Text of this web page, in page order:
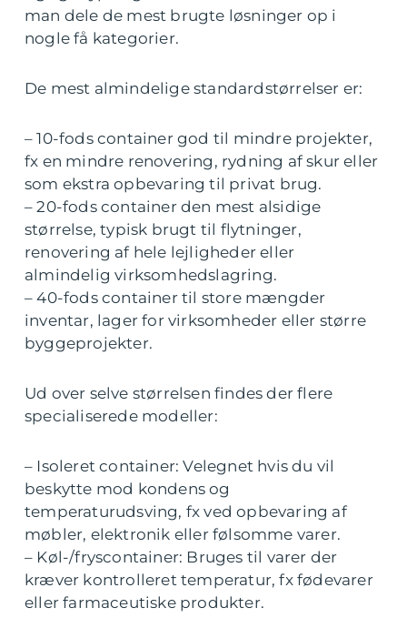
man dele de mest brugte løsninger op i
nogle få kategorier.
De mest almindelige standardstørrelser er:
– 10-fods container god til mindre projekter,
fx en mindre renovering, rydning af skur eller
som ekstra opbevaring til privat brug.
– 20-fods container den mest alsidige
størrelse, typisk brugt til flytninger,
renovering af hele lejligheder eller
almindelig virksomhedslagring.
– 40-fods container til store mængder
inventar, lager for virksomheder eller større
byggeprojekter.
Ud over selve størrelsen findes der flere
specialiserede modeller:
– Isoleret container: Velegnet hvis du vil
beskytte mod kondens og
temperaturudsving, fx ved opbevaring af
møbler, elektronik eller følsomme varer.
– Køl-/fryscontainer: Bruges til varer der
kræver kontrolleret temperatur, fx fødevarer
eller farmaceutiske produkter.